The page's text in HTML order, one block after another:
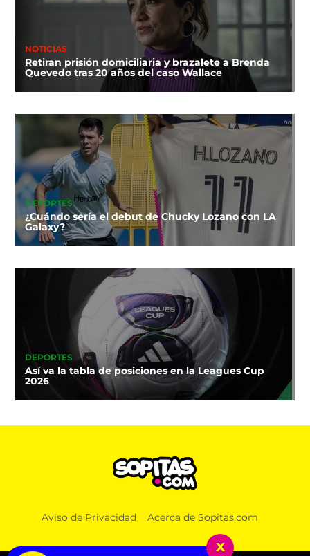
NOTICIAS
Retiran prisión domiciliaria y brazalete a Brenda
Quevedo tras 20 años del caso Wallace
DEPORTES
¿Cuándo sería el debut de Chucky Lozano con LA
Galaxy?
DEPORTES
Así va la tabla de posiciones en la Leagues Cup
2026
Aviso de Privacidad Acerca de Sopitas.com
x